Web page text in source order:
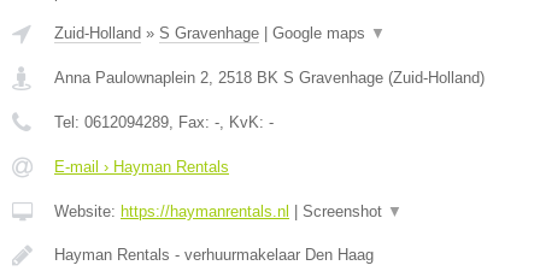
Zuid-Holland » S Gravenhage Google maps ▼
Anna Paulownaplein 2, 2518 BK S Gravenhage (Zuid-Holland)
Tel: 0612094289, Fax: -, KvK: -
E-mail › Hayman Rentals
Website: https://haymanrentals.nl Screenshot ▼
Hayman Rentals - verhuurmakelaar Den Haag